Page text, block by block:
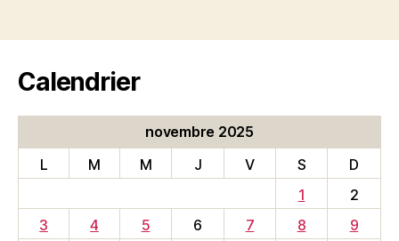
Calendrier
novembre 2025
L
M M J V S
D
1
2
3
4 5 6 7 8
9